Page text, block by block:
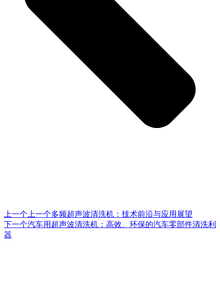
上一个 上一个多频超声波清洗机：技术前沿与应用展望
下一个汽车用超声波清洗机：高效、环保的汽车零部件清洗利
器